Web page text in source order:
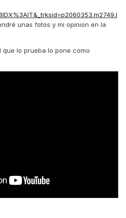
unas fotos y mi opinion en la
que lo prueba lo pone como